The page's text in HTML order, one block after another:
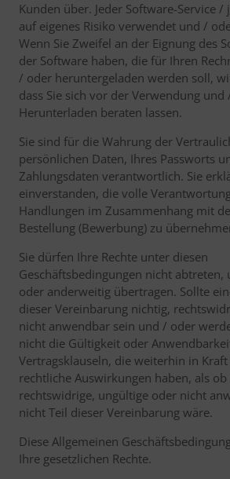
Kunden über. Jeder Software-Service
auf eigenes Risiko verwendet und /
Wenn Sie Zweifel an der Eignung des
der Software haben, die für Ihren
/ oder heruntergeladen werden soll,
dass Sie sich vor der Verwendung
Herunterladen beraten lassen.
Sie sind für die Wahrung der
persönlichen Daten, Ihres Passworts
Zahlungsdaten verantwortlich. Sie
einverstanden, die volle
Handlungen im Zusammenhang mit
Bestellung (Bewerbung) zu
Sie dürfen Ihre Rechte unter diesen
Geschäftsbedingungen nicht abtreten,
oder anderweitig übertragen. Sollte
dieser Vereinbarung nichtig,
nicht anwendbar sein und / oder
nicht die Gültigkeit oder
Vertragsklauseln, die weiterhin in
rechtliche Auswirkungen haben, als
rechtswidrige, ungültige oder nicht
nicht Teil dieser Vereinbarung wäre.
Diese Allgemeinen
Ihre gesetzlichen Rechte.